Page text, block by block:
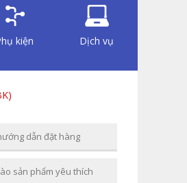
kiện Dịch vụ
dẫn đặt hàng
sản phẩm yêu thích